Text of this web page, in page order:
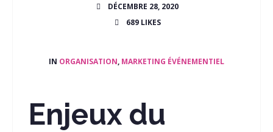
DÉCEMBRE 28, 2020
689 LIKES
IN ORGANISATION, MARKETING ÉVÉNEMENTIEL
Enjeux du